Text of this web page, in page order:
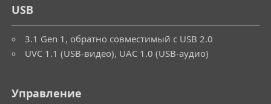
USB
3.1 Gen 1, обратно совместимый с USB 2.0
UVC 1.1 (USB-видео), UAC 1.0 (USB-аудио)
Управление